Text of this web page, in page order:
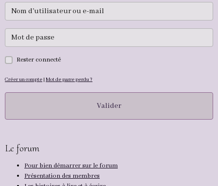
Rester connecté
Créer un compte Mot de passe perdu ?
Valider
Le forum
Pour bien démarrer sur le forum
Présentation des membres